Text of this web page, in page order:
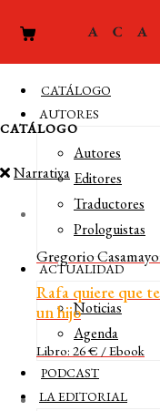
CATÁLOGO
AUTORES
Autores
Editores
Traductores
Prologuistas
ACTUALIDAD
Noticias
Agenda
PODCAST
LA EDITORIAL
CATÁLOGO
Narrativa
Gregorio
Rafa quiere que
un hijo
Libro: 26 € / Ebook